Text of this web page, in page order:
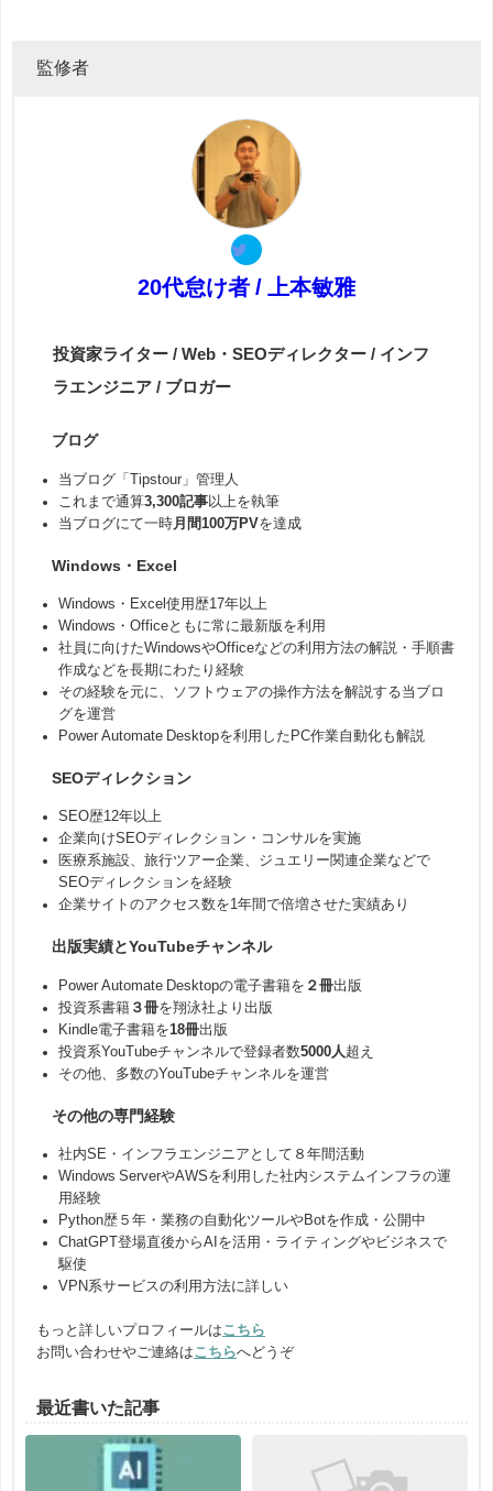
監修者
20代怠け者 / 上本敏雅
投資家ライター / Web・SEOディレクター / インフ
ラエンジニア / ブロガー
ブログ
当ブログ「Tipstour」管理人
これまで通算3,300記事以上を執筆
当ブログにて一時月間100万PVを達成
Windows・Excel
Windows・Excel使用歴17年以上
Windows・Officeともに常に最新版を利用
社員に向けたWindowsやOfficeなどの利用方法の解説・手順書
作成などを長期にわたり経験
その経験を元に、ソフトウェアの操作方法を解説する当ブロ
グを運営
Power Automate Desktopを利用したPC作業自動化も解説
SEOディレクション
SEO歴12年以上
企業向けSEOディレクション・コンサルを実施
医療系施設、旅行ツアー企業、ジュエリー関連企業などで
SEOディレクションを経験
企業サイトのアクセス数を1年間で倍増させた実績あり
出版実績とYouTubeチャンネル
Power Automate Desktopの電子書籍を ２冊出版
投資系書籍 ３冊を翔泳社より出版
Kindle電子書籍を18冊出版
投資系YouTubeチャンネルで登録者数5000人 超え
その他、多数のYouTubeチャンネルを運営
その他の専門経験
社内SE・インフラエンジニアとして８年間活動
Windows ServerやAWSを利用した社内システムインフラの運
用経験
Python歴５年・業務の自動化ツールやBotを作成・公開中
ChatGPT登場直後からAIを活用・ライティングやビジネスで
駆使
VPN系サービスの利用方法に詳しい
もっと詳しいプロフィールはこちら
お問い合わせやご連絡はこちらへどうぞ
最近書いた記事